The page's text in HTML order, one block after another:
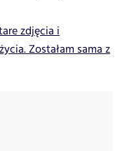
zdjęcia i
Zostałam sama z